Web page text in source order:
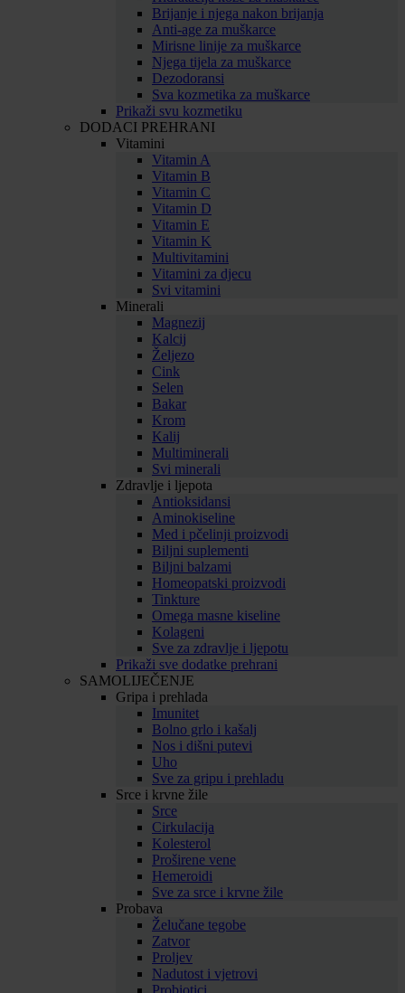
Brijanje i njega nakon brijanja
Anti-age za muškarce
Mirisne linije za muškarce
Njega tijela za muškarce
Dezodoransi
Sva kozmetika za muškarce
Prikaži svu kozmetiku
DODACI PREHRANI
Vitamini
Vitamin A
Vitamin B
Vitamin C
Vitamin D
Vitamin E
Vitamin K
Multivitamini
Vitamini za djecu
Svi vitamini
Minerali
Magnezij
Kalcij
Željezo
Cink
Selen
Bakar
Krom
Kalij
Multiminerali
Svi minerali
Zdravlje i ljepota
Antioksidansi
Aminokiseline
Med i pčelinji proizvodi
Biljni suplementi
Biljni balzami
Homeopatski proizvodi
Tinkture
Omega masne kiseline
Kolageni
Sve za zdravlje i ljepotu
Prikaži sve dodatke prehrani
SAMOLIJEČENJE
Gripa i prehlada
Imunitet
Bolno grlo i kašalj
Nos i dišni putevi
Uho
Sve za gripu i prehladu
Srce i krvne žile
Srce
Cirkulacija
Kolesterol
Proširene vene
Hemeroidi
Sve za srce i krvne žile
Probava
Želučane tegobe
Zatvor
Proljev
Nadutost i vjetrovi
Probiotici